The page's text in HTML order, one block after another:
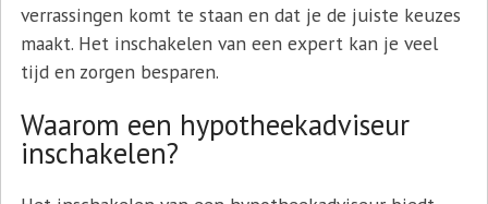
verrassingen komt te staan en dat je de juiste keuzes
maakt. Het inschakelen van een expert kan je veel
tijd en zorgen besparen.
Waarom een hypotheekadviseur
inschakelen?